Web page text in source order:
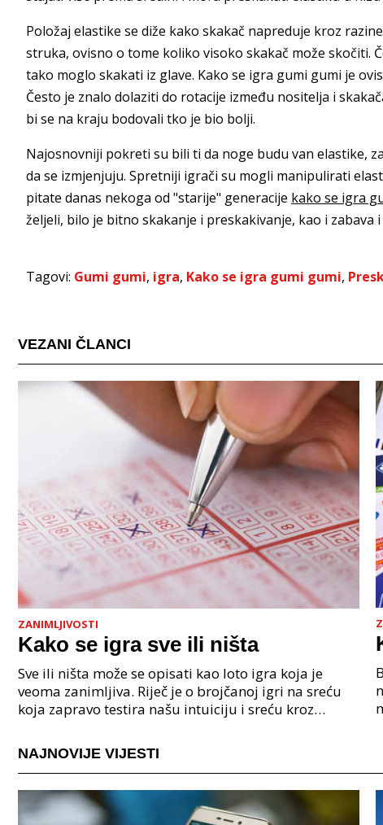
Položaj elastike se diže kako skakač napreduje kroz
struka, ovisno o tome koliko visoko skakač može skočiti.
tako moglo skakati iz glave. Kako se igra gumi gumi je
Često je znalo dolaziti do rotacije između nositelja i
bi se na kraju bodovali tko je bio bolji.
Najosnovniji pokreti su bili ti da noge budu van elastike,
da se izmjenjuju. Spretniji igrači su mogli manipulirati
pitate danas nekoga od "starije" generacije kako se igra
željeli, bilo je bitno skakanje i preskakivanje, kao i zabava
Tagovi: Gumi gumi, igra, Kako se igra gumi gumi,
VEZANI ČLANCI
ZANIMLJIVOSTI
Kako se igra sve ili ništa
Sve ili ništa može se opisati kao loto igra koja je
veoma zanimljiva. Riječ je o brojčanoj igri na sreću
koja zapravo testira našu intuiciju i sreću kroz
NAJNOVIJE VIJESTI